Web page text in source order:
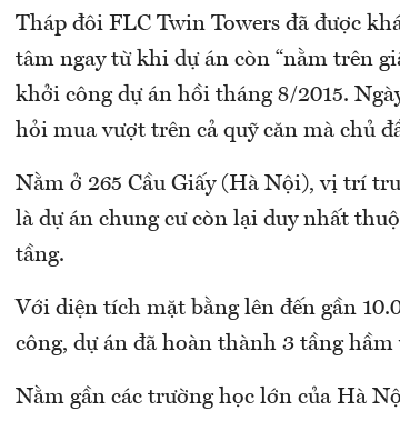
Tháp đôi FLC Twin Towers đã được
tâm ngay từ khi dự án còn “nằm trên
khởi công dự án hồi tháng 8/2015.
hỏi mua vượt trên cả quỹ căn mà chủ
Nằm ở 265 Cầu Giấy (Hà Nội), vị trí
là dự án chung cư còn lại duy nhất
tầng.
Với diện tích mặt bằng lên đến gần
công, dự án đã hoàn thành 3 tầng
Nằm gần các trường học lớn của Hà